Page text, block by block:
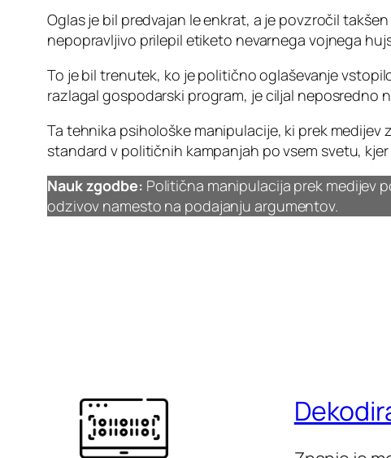
Oglas je bil predvajan le enkrat, a je povzročil
nepopravljivo prilepil etiketo nevarnega vojnega
To je bil trenutek, ko je politično oglaševanje
razlagal gospodarski program, je ciljal neposredno
Ta tehnika psihološke manipulacije, ki prek
standard v političnih kampanjah po vsem svetu,
Nauk zgodbe: Politična manipulacija prek medijev
odzivov namesto na podajanju argumentov.